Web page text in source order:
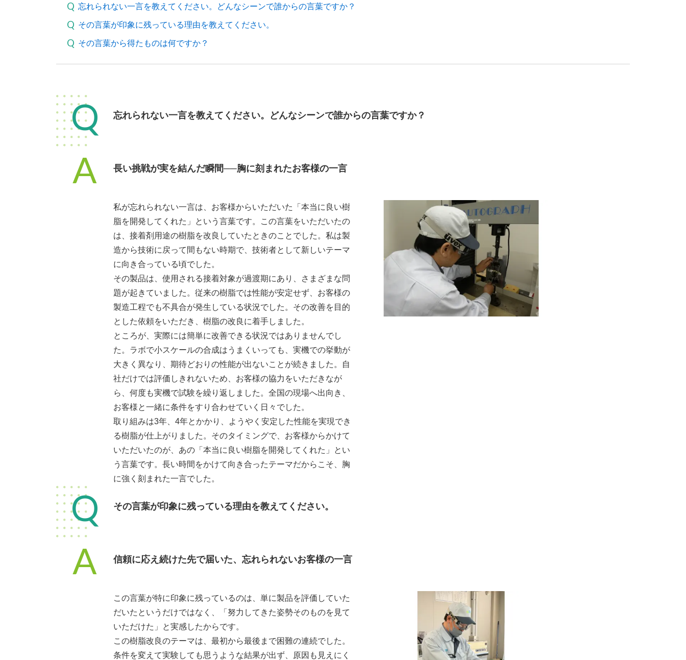
忘れられない一言を教えてください。どんなシーンで誰からの言葉ですか？
その言葉が印象に残っている理由を教えてください。
その言葉から得たものは何ですか？
Q 忘れられない一言を教えてください。どんなシーンで誰からの言葉ですか？
A 長い挑戦が実を結んだ瞬間──胸に刻まれたお客様の一言
私が忘れられない一言は、お客様からいただいた「本当に良い樹
脂を開発してくれた」という言葉です。この言葉をいただいたの
は、接着剤用途の樹脂を改良していたときのことでした。私は製
造から技術に戻って間もない時期で、技術者として新しいテーマ
に向き合っている頃でした。
その製品は、使用される接着対象が過渡期にあり、さまざまな問
題が起きていました。従来の樹脂では性能が安定せず、お客様の
製造工程でも不具合が発生している状況でした。その改善を目的
とした依頼をいただき、樹脂の改良に着手しました。
ところが、実際には簡単に改善できる状況ではありませんでし
た。ラボで小スケールの合成はうまくいっても、実機での挙動が
大きく異なり、期待どおりの性能が出ないことが続きました。自
社だけでは評価しきれないため、お客様の協力をいただきなが
ら、何度も実機で試験を繰り返しました。全国の現場へ出向き、
お客様と一緒に条件をすり合わせていく日々でした。
取り組みは3年、4年とかかり、ようやく安定した性能を実現でき
る樹脂が仕上がりました。そのタイミングで、お客様からかけて
いただいたのが、あの「本当に良い樹脂を開発してくれた」とい
う言葉です。長い時間をかけて向き合ったテーマだからこそ、胸
に強く刻まれた一言でした。
Q その言葉が印象に残っている理由を教えてください。
A 信頼に応え続けた先で届いた、忘れられないお客様の一言
この言葉が特に印象に残っているのは、単に製品を評価していた
だいたというだけではなく、「努力してきた姿勢そのものを見て
いただけた」と実感したからです。
この樹脂改良のテーマは、最初から最後まで困難の連続でした。
条件を変えて実験しても思うような結果が出ず、原因も見えにく